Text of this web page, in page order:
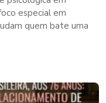
especial em
quem bate uma